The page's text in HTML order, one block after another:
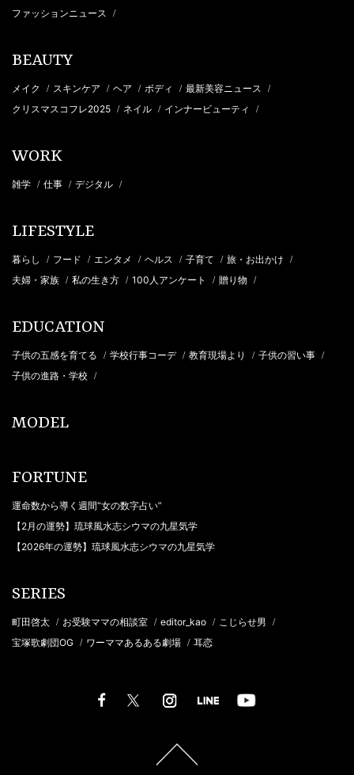
ファッションニュース /
BEAUTY
メイク / スキンケア / ヘア / ボディ / 最新美容ニュース /
クリスマスコフレ2025 / ネイル / インナービューティ /
WORK
雑学 / 仕事 / デジタル /
LIFESTYLE
暮らし / フード / エンタメ / ヘルス / 子育て / 旅・お出かけ /
夫婦・家族 / 私の生き方 / 100人アンケート / 贈り物 /
EDUCATION
子供の五感を育てる / 学校行事コーデ / 教育現場より / 子供の習い事 /
子供の進路・学校 /
MODEL
FORTUNE
運命数から導く週間“女の数字占い”
【2月の運勢】琉球風水志シウマの九星気学
【2026年の運勢】琉球風水志シウマの九星気学
SERIES
町田啓太 / お受験ママの相談室 / editor_kao / こじらせ男 /
宝塚歌劇団OG / ワーママあるある劇場 / 耳恋